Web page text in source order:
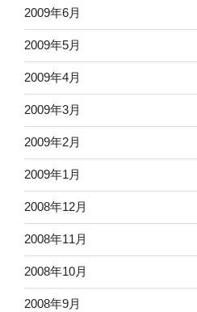
2009年6月
2009年5月
2009年4月
2009年3月
2009年2月
2009年1月
2008年12月
2008年11月
2008年10月
2008年9月